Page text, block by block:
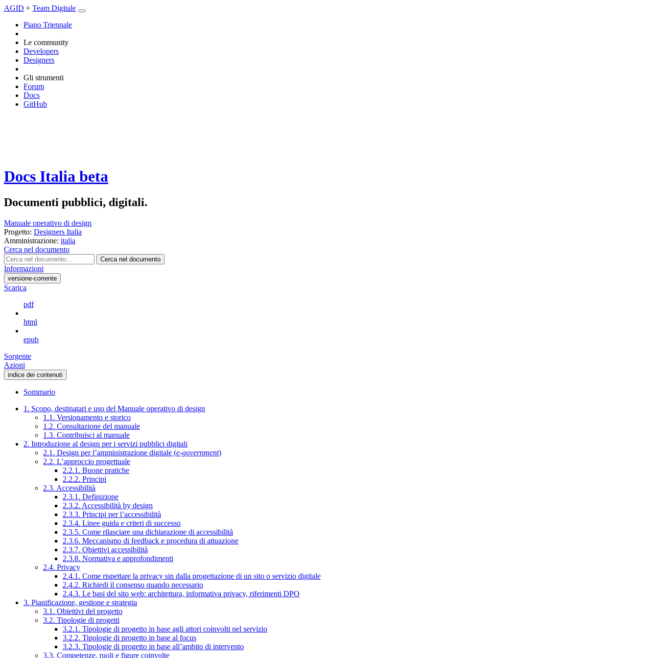
AGID + Team Digitale
Piano Triennale
Le community
Developers
Designers
Gli strumenti
Forum
Docs
GitHub
Docs Italia beta
Documenti pubblici, digitali.
Manuale operativo di design
Progetto: Designers Italia
Amministrazione: italia
Cerca nel documento
Cerca nel documento
Informazioni
versione-corrente
Scarica
pdf
html
epub
Sorgente
Azioni
indice dei contenuti
Sommario
1. Scopo, destinatari e uso del Manuale operativo di design
1.1. Versionamento e storico
1.2. Consultazione del manuale
1.3. Contribuisci al manuale
2. Introduzione al design per i servizi pubblici digitali
2.1. Design per l’amministrazione digitale (e-government)
2.2. L’approccio progettuale
2.2.1. Buone pratiche
2.2.2. Principi
2.3. Accessibilità
2.3.1. Definizione
2.3.2. Accessibilità by design
2.3.3. Principi per l’accessibilità
2.3.4. Linee guida e criteri di successo
2.3.5. Come rilasciare una dichiarazione di accessibilità
2.3.6. Meccanismo di feedback e procedura di attuazione
2.3.7. Obiettivi accessibilità
2.3.8. Normativa e approfondimenti
2.4. Privacy
2.4.1. Come rispettare la privacy sin dalla progettazione di un sito o servizio digitale
2.4.2. Richiedi il consenso quando necessario
2.4.3. Le basi del sito web: architettura, informativa privacy, riferimenti DPO
3. Pianificazione, gestione e strategia
3.1. Obiettivi del progetto
3.2. Tipologie di progetti
3.2.1. Tipologie di progetto in base agli attori coinvolti nel servizio
3.2.2. Tipologie di progetto in base al focus
3.2.3. Tipologie di progetto in base all’ambito di intervento
3.3. Competenze, ruoli e figure coinvolte